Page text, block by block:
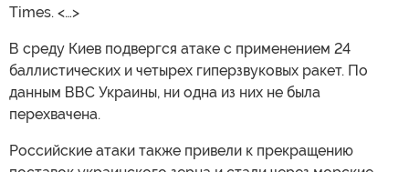
Times. <…>
В среду Киев подвергся атаке с применением 24
баллистических и четырех гиперзвуковых ракет. По
данным ВВС Украины, ни одна из них не была
перехвачена.
Российские атаки также привели к прекращению